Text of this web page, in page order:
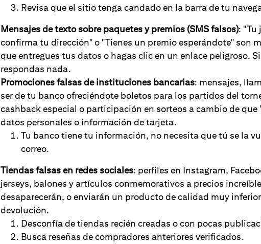
Revisa que el sitio tenga candado en la barra de tu
Mensajes de texto sobre paquetes y premios (SMS falsos): "Tu
confirma tu dirección" o "Tienes un premio esperándote" son
que entregues tus datos o hagas clic en un enlace peligroso.
respondas nada.
Promociones falsas de instituciones bancarias: mensajes,
ser de tu banco ofreciéndote boletos para los partidos del
cashback especial o participación en sorteos a cambio de que
datos personales o información de tarjeta.
Tu banco tiene tu información, no necesita que tú se la
correo.
Tiendas falsas en redes sociales: perfiles en Instagram,
jerseys, balones y artículos conmemorativos a precios
desaparecerán, o enviarán un producto de calidad muy
devolución.
Desconfía de tiendas recién creadas o con pocas
Busca reseñas de compradores anteriores verificados.